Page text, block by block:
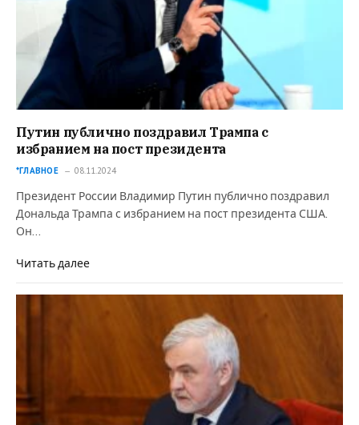
Путин публично поздравил Трампа с
избранием на пост президента
*ГЛАВНОЕ 08.11.2024
Президент России Владимир Путин публично поздравил
Дональда Трампа с избранием на пост президента США.
Он…
Читать далее